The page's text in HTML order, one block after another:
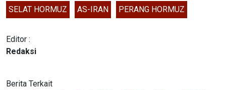
SELAT HORMUZ
AS-IRAN PERANG HORMUZ
Editor :
Redaksi
Berita Terkait